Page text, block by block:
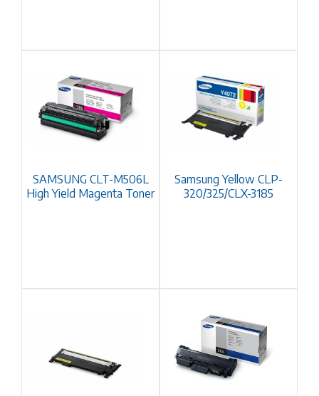
SAMSUNG CLT-M506L
High Yield Magenta Toner
Samsung Yellow CLP-
320/325/CLX-3185